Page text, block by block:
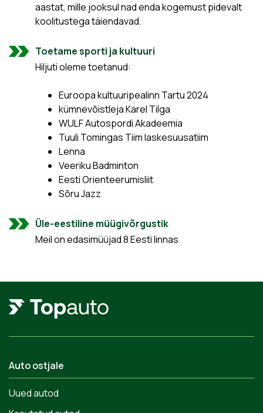
aastat, mille jooksul nad enda kogemust pidevalt
koolitustega täiendavad.
Toetame sporti ja kultuuri
Hiljuti oleme toetanud:
Euroopa kultuuripealinn Tartu 2024
kümnevõistleja Karel Tilga
WULF Autospordi Akadeemia
Tuuli Tomingas Tiim laskesuusatiim
Lenna
Veeriku Badminton
Eesti Orienteerumisliit
Sõru Jazz
Üle-eestiline müügivõrgustik
Meil on edasimüüjad 8 Eesti linnas
Auto ostjale
Uued autod